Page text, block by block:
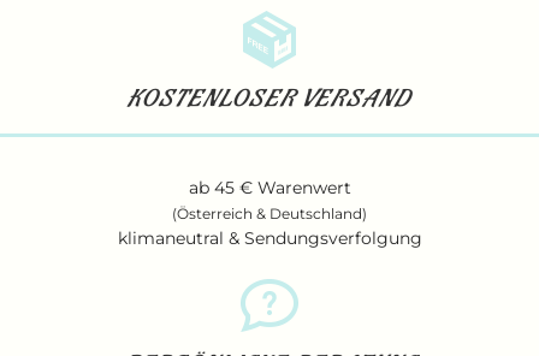
KOSTENLOSER VERSAND
ab 45 € Warenwert
(Österreich & Deutschland)
klimaneutral & Sendungsverfolgung